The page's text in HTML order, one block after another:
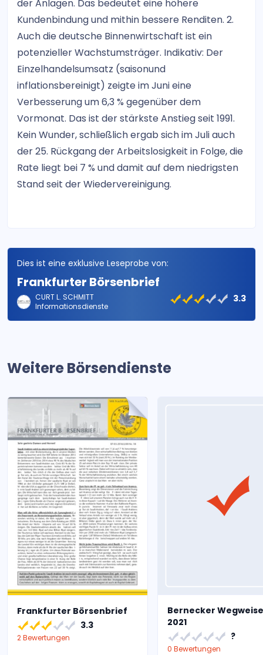
der Anlagen. Das bedeutet eine höhere
Kundenbindung und mithin bessere Renditen. 2.
Auch die deutsche Binnenwirtschaft ist ein
potenzieller Wachstumsträger. Indikativ: Der
Einzelhandelsumsatz (saisonund
inflationsbereinigt) zeigte im Juni eine
Verbesserung um 6,3 % gegenüber dem
Vormonat. Das ist der stärkste Anstieg seit 1991.
Kein Wunder, schließlich ergab sich im Juli auch
der 25. Rückgang der Arbeitslosigkeit in Folge, die
Rate liegt bei 7 % und damit auf dem niedrigsten
Stand seit der Wiedervereinigung.
Dies ist eine exklusive Leseprobe von:
Frankfurter Börsenbrief
CURT L. SCHMITT
Informationsdienste
3.3
Weitere Börsendienste
Frankfurter Börsenbrief
3.3
2 Bewertungen
Bernecker
2021
?
0 Bewertungen